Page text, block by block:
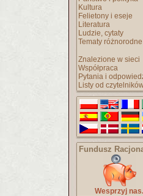
Kultura
Felietony i eseje
Literatura
Ludzie, cytaty
Tematy różnorodne
Znalezione w sieci
Współpraca
Pytania i
Listy od
Fundusz
Wesprzyj